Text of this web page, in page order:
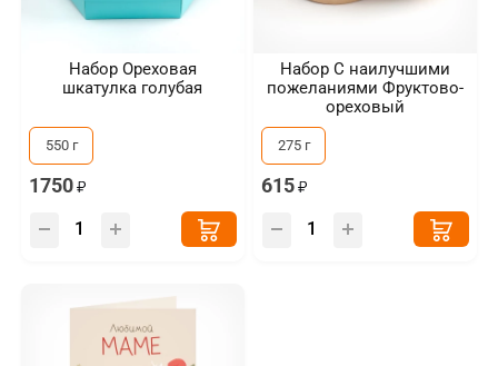
Набор Ореховая
шкатулка голубая
550 г
1750
Набор С наилучшими
пожеланиями Фруктово-
ореховый
275 г
615